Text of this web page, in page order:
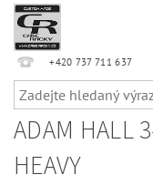
+420 737 711 637
ADAM HALL
HEAVY